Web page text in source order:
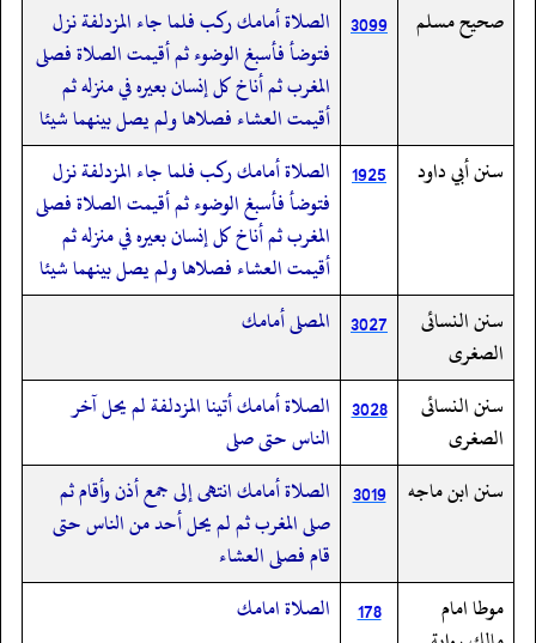
صحيح مسلم
3099 الصلاة أمامك ركب فلما جاء المزدلفة نزل
فتوضأ فأسبغ الوضوء ثم أقيمت الصلاة فصلى
المغرب ثم أناخ كل إنسان بعيره في منزله ثم
أقيمت العشاء فصلاها ولم يصل بينهما شيئا
سنن أبي داود
1925 الصلاة أمامك ركب فلما جاء المزدلفة نزل
فتوضأ فأسبغ الوضوء ثم أقيمت الصلاة فصلى
المغرب ثم أناخ كل إنسان بعيره في منزله ثم
أقيمت العشاء فصلاها ولم يصل بينهما شيئا
سنن النسائى
الصغرى
3027 المصلى أمامك
سنن النسائى
الصغرى
3028 الصلاة أمامك أتينا المزدلفة لم يحل آخر
الناس حتى صلى
سنن ابن ماجه 3019
الصلاة أمامك انتهى إلى جمع أذن وأقام ثم
صلى المغرب ثم لم يحل أحد من الناس حتى
قام فصلى العشاء
موطا امام
178 الصلاة امامك